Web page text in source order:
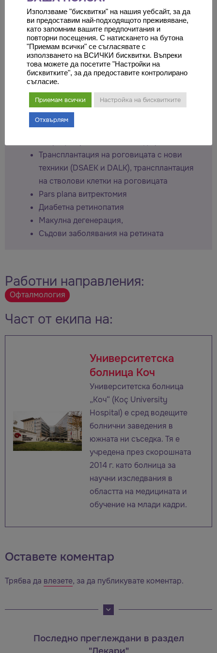
Рефрактивна хирургия (LASIK, PRK,
EpiLASIK, LASEK), иновативни нови техники
в рефрактивната хирургия, фемтосекунден
лазер, лечение на висока миопия,
рефрактивно и биометрично развитие на
окото, ултразвукова биомикроскопия,
топография на роговицата и томография
на Шаймпфлуг
Комбинация от катаракта и рефракционни
Трансплантация на роговицата с нови
техники (DSAEK и DALK), трансплантация
на стволови клетки на роговицата
Pars plana витректомия
Диабетна ретинопатия
Макулна дегенерация,
Съдови заболявания на ретината
Работни направления:
Офталмология
Част от екипа на:
Университетска
болница Коч
Университетска болница
„Коч“ (Koç University
Hospital) е сред водещите
болнични заведения в
южната ни съседка. Тя е
учредена през скорошната
2014 г. като болница за
научни изследвания в
областта на медицината и
обучение на млади кадри.
Оставете коментар
Трябва да влезете, за да публикувате коментар.
Последно преглеждани в раздел
Използваме "бисквитки" на нашия уебсайт, за да
ви предоставим най-подходящото преживяване,
като запомним вашите предпочитания и
повторни посещения. С натискането на бутона
"Приемам всички" се съгласявате с
използването на ВСИЧКИ бисквитки. Въпреки
това можете да посетите "Настройки на
бисквитките", за да предоставите контролирано
съгласие.
Приемам всички Настройка на бисквитките
Отхвърлям